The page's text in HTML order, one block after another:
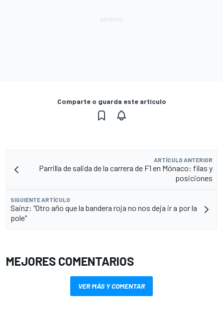
Comparte o guarda este artículo
ARTÍCULO ANTERIOR
Parrilla de salida de la carrera de F1 en Mónaco: filas y
posiciones
SIGUIENTE ARTÍCULO
Sainz: "Otro año que la bandera roja no nos deja ir a por la
pole"
MEJORES COMENTARIOS
VER MÁS Y COMENTAR